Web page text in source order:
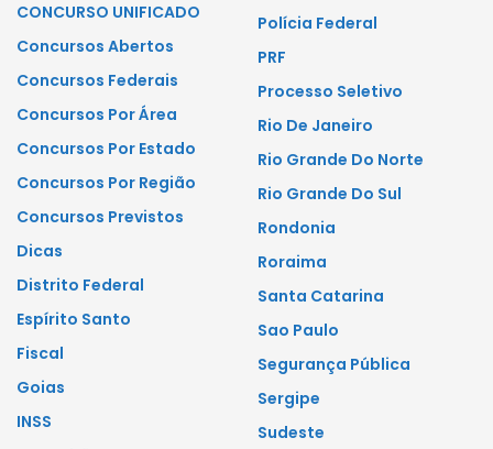
CONCURSO UNIFICADO
Concursos Abertos
Concursos Federais
Concursos Por Área
Concursos Por Estado
Concursos Por Região
Concursos Previstos
Dicas
Distrito Federal
Espírito Santo
Fiscal
Goias
INSS
Polícia Federal
PRF
Processo Seletivo
Rio De Janeiro
Rio Grande Do Norte
Rio Grande Do Sul
Rondonia
Roraima
Santa Catarina
Sao Paulo
Segurança Pública
Sergipe
Sudeste